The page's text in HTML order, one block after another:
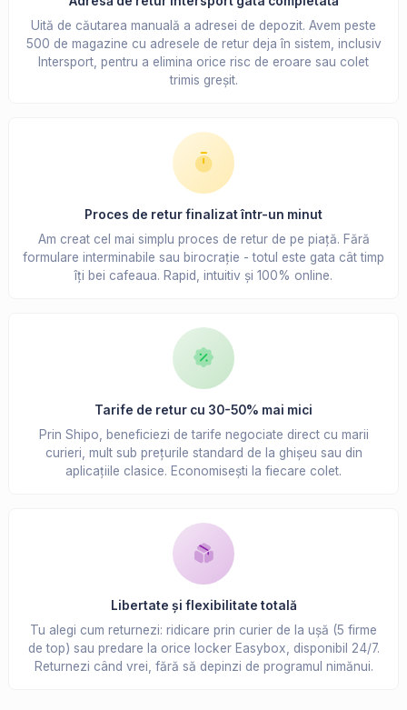
Uită de căutarea manuală a adresei de depozit. Avem peste
500 de magazine cu adresele de retur deja în sistem, inclusiv
Intersport, pentru a elimina orice risc de eroare sau colet
trimis greșit.
Proces de retur finalizat într-un minut
Am creat cel mai simplu proces de retur de pe piață. Fără
formulare interminabile sau birocrație - totul este gata cât timp
îți bei cafeaua. Rapid, intuitiv și 100% online.
Tarife de retur cu 30-50% mai mici
Prin Shipo, beneficiezi de tarife negociate direct cu marii
curieri, mult sub prețurile standard de la ghișeu sau din
aplicațiile clasice. Economisești la fiecare colet.
Libertate și flexibilitate totală
Tu alegi cum returnezi: ridicare prin curier de la ușă (5 firme
de top) sau predare la orice locker Easybox, disponibil 24/7.
Returnezi când vrei, fără să depinzi de programul nimănui.